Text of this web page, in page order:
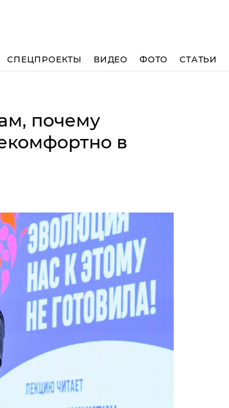
СПЕЦПРОЕКТЫ ВИДЕО ФОТО СТАТЬИ
почему
в